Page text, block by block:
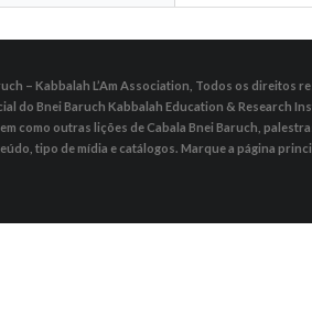
– Kabbalah L’Am Association, Todos os direitos
do Bnei Baruch Kabbalah Education & Research
como outras lições de Cabala Bnei Baruch,
tipo de mídia e catálogos. Marque a página